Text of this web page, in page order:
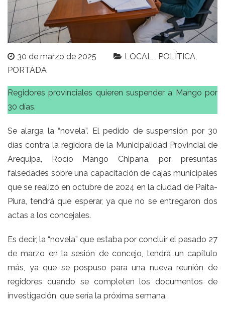
30 de marzo de 2025 LOCAL
POLÍTICA
PORTADA
Regidores provinciales quieren suspender a Mango por
30 días.
Se alarga la “novela”. El pedido de suspensión por 30
días contra la regidora de la Municipalidad Provincial de
Arequipa, Rocío Mango Chipana, por presuntas
falsedades sobre una capacitación de cajas municipales
que se realizó en octubre de 2024 en la ciudad de Paita-
Piura, tendrá que esperar, ya que no se entregaron dos
actas a los concejales.
Es decir, la “novela” que estaba por concluir el pasado 27
de marzo en la sesión de concejo, tendrá un capítulo
más, ya que se pospuso para una nueva reunión de
regidores cuando se completen los documentos de
investigación, que sería la próxima semana.